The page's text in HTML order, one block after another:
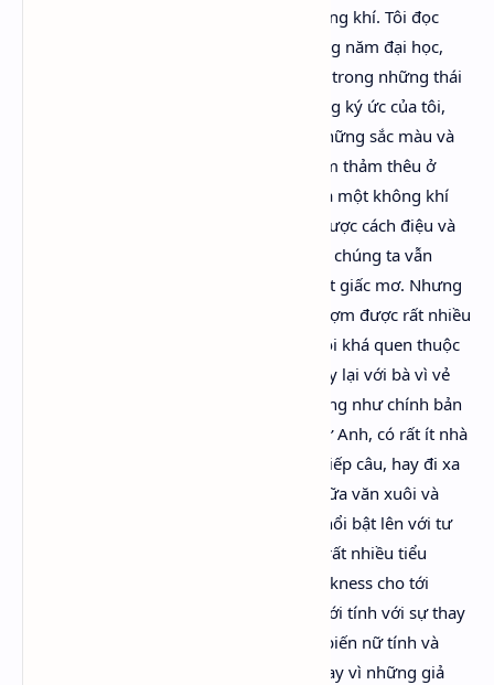
những tình tiết ly kỳ, sắc thái và bầu không khí. Tôi đọc
cuốn sách của Woolf lần đầu trong những năm đại học,
sau khi tới tham quan Knole House, một trong những thái
ấp miền quê lớn nhất ở Anh Quốc… Trong ký ức của tôi,
kết cấu của cuốn tiểu thuyết nhòa vào những sắc màu và
hình ảnh của các bức tranh và những tấm thảm thêu ở
Knole House. Tràn ngập các trang sách là một không khí
huyền thoại, thể hiện một dạng tồn tại được cách điệu và
nâng cao, không phải cuộc sống thật sự chúng ta vẫn
sống, mà giống như một ảo ảnh hay một giấc mơ. Nhưng
ngày nay, khi đọc lại tác phẩm, tôi thu lượm được rất nhiều
so với hồi ở lứa tuổi hai mươi. Giờ đây tôi khá quen thuộc
với các tác phẩm khác của Woolf, và quay lại với bà vì vẻ
đẹp đích thực trong ngôn ngữ của bà cũng như chính bản
thân câu chuyện. Trong lịch sử ngôn ngữ Anh, có rất ít nhà
văn viết hay hơn, trên nền tảng câu nối tiếp câu, hay đi xa
hơn trong việc xóa nhòa các ranh giới giữa văn xuôi và
thơ. Nhưng trên hết, ngày nay Orlando nổi bật lên với tư
cách một tác phẩm đi đầu, tiên báo cho rất nhiều tiểu
thuyết sau này – từ The Left Hand of Darkness cho tới
Middlesex – những tác phẩm thể hiện giới tính với sự thay
đổi không ngừng thay vì cố định, và đã biến nữ tính và
nam tính thành những chủ đề bề mặt thay vì những giả